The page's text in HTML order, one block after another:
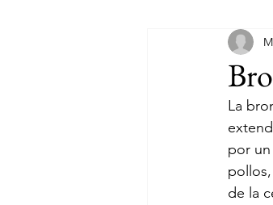
La
por un
de la